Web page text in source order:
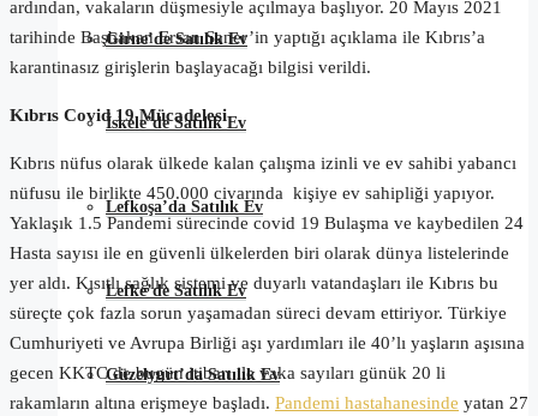
Girne’de Satılık Ev
İskele’de Satılık Ev
Lefkoşa’da Satılık Ev
Lefke’de Satılık Ev
Güzelyurt’da Satılık Ev
ardından, vakaların düşmesiyle açılmaya başlıyor. 20 Mayıs 2021
tarihinde Başbakan Ersan Saner’in yaptığı açıklama ile Kıbrıs’a
karantinasız girişlerin başlayacağı bilgisi verildi.
Kıbrıs Covid 19 Mücadelesi
Kıbrıs nüfus olarak ülkede kalan çalışma izinli ve ev sahibi yabancı
nüfusu ile birlikte 450.000 civarında kişiye ev sahipliği yapıyor.
Yaklaşık 1.5 Pandemi sürecinde covid 19 Bulaşma ve kaybedilen 24
Hasta sayısı ile en güvenli ülkelerden biri olarak dünya listelerinde
yer aldı. Kısıtlı sağlık sistemi ve duyarlı vatandaşları ile Kıbrıs bu
süreçte çok fazla sorun yaşamadan süreci devam ettiriyor. Türkiye
Cumhuriyeti ve Avrupa Birliği aşı yardımları ile 40’lı yaşların aşısına
gecen KKTC de bugün itibarı ile vaka sayıları günük 20 li
rakamların altına erişmeye başladı. Pandemi hastahanesinde yatan 27